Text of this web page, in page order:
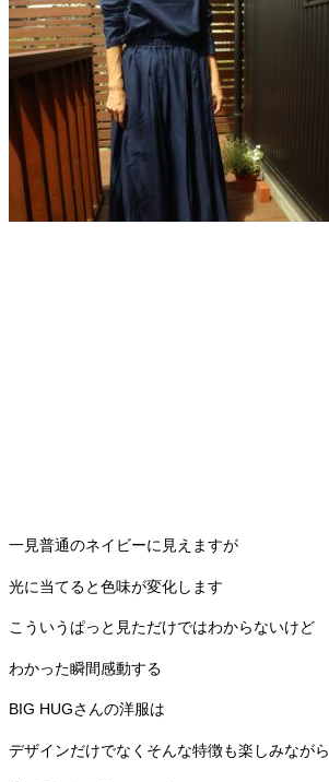
一見普通のネイビーに見えますが
光に当てると色味が変化します
こういうぱっと見ただけではわからないけど
わかった瞬間感動する
BIG HUGさんの洋服は
デザインだけでなくそんな特徴も楽しみながら